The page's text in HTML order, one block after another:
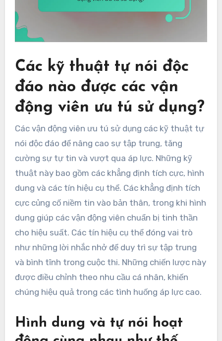
Các kỹ thuật tự nói độc
đáo nào được các vận
động viên ưu tú sử dụng?
Các vận động viên ưu tú sử dụng các kỹ thuật tự
nói độc đáo để nâng cao sự tập trung, tăng
cường sự tự tin và vượt qua áp lực. Những kỹ
thuật này bao gồm các khẳng định tích cực, hình
dung và các tín hiệu cụ thể. Các khẳng định tích
cực củng cố niềm tin vào bản thân, trong khi hình
dung giúp các vận động viên chuẩn bị tinh thần
cho hiệu suất. Các tín hiệu cụ thể đóng vai trò
như những lời nhắc nhở để duy trì sự tập trung
và bình tĩnh trong cuộc thi. Những chiến lược này
được điều chỉnh theo nhu cầu cá nhân, khiến
chúng hiệu quả trong các tình huống áp lực cao.
Hình dung và tự nói hoạt